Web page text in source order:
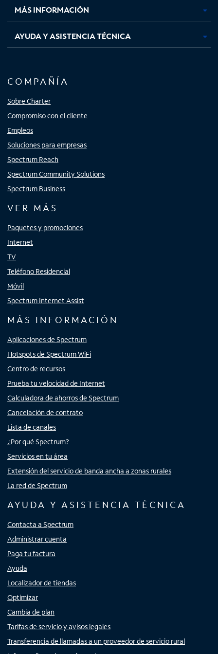
MÁS INFORMACIÓN
AYUDA Y ASISTENCIA TÉCNICA
COMPAÑÍA
Sobre Charter
Compromiso con el cliente
Empleos
Soluciones para empresas
Spectrum Reach
Spectrum Community Solutions
Spectrum Business
VER MÁS
Paquetes y promociones
Internet
TV
Teléfono Residencial
Móvil
Spectrum Internet Assist
MÁS INFORMACIÓN
Aplicaciones de Spectrum
Hotspots de Spectrum WiFi
Centro de recursos
Prueba tu velocidad de Internet
Calculadora de ahorros de Spectrum
Cancelación de contrato
Lista de canales
¿Por qué Spectrum?
Servicios en tu área
Extensión del servicio de banda ancha a zonas rurales
La red de Spectrum
AYUDA Y ASISTENCIA TÉCNICA
Contacta a Spectrum
Administrar cuenta
Paga tu factura
Ayuda
Localizador de tiendas
Optimizar
Cambia de plan
Tarifas de servicio y avisos legales
Transferencia de llamadas a un proveedor de servicio rural